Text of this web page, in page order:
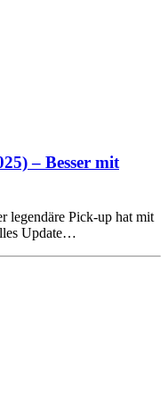
– Besser mit
Pick-up hat mit
Update…